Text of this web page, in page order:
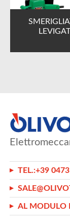
TEL.:+39
AL MODULO